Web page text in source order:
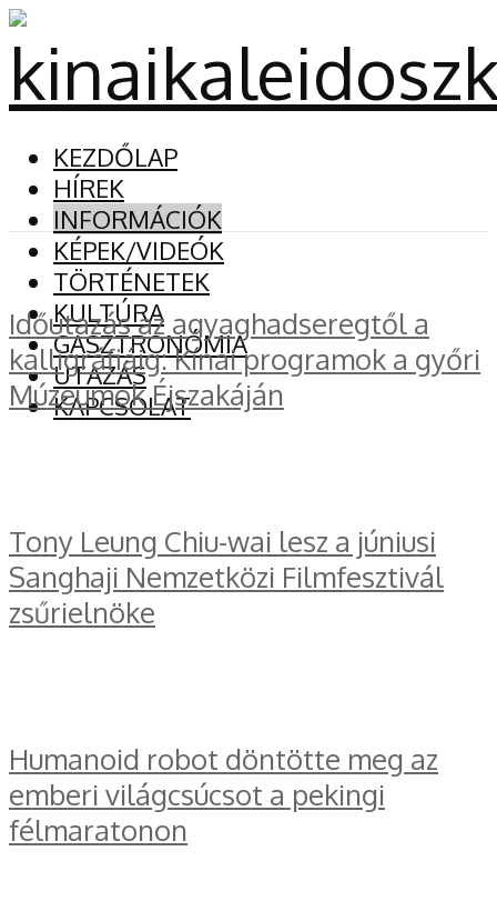
KEZDŐLAP
HÍREK
INFORMÁCIÓK
KÉPEK/VIDEÓK
TÖRTÉNETEK
KULTÚRA
GASZTRONÓMIA
UTAZÁS
KAPCSOLAT
Időutazás az agyaghadseregtől a
kalligráfiáig: Kínai programok a győri
Múzeumok Éjszakáján
Tony Leung Chiu-wai lesz a júniusi
Sanghaji Nemzetközi Filmfesztivál
zsűrielnöke
Humanoid robot döntötte meg az
emberi világcsúcsot a pekingi
félmaratonon